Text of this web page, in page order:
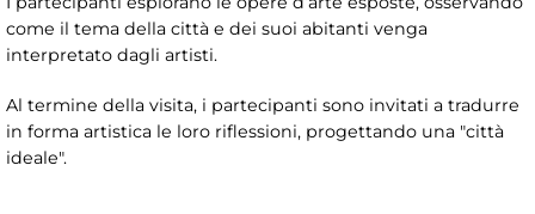
come il tema della città e dei suoi abitanti venga
interpretato dagli artisti.
Al termine della visita, i partecipanti sono invitati a tradurre
in forma artistica le loro riflessioni, progettando una "città
ideale".